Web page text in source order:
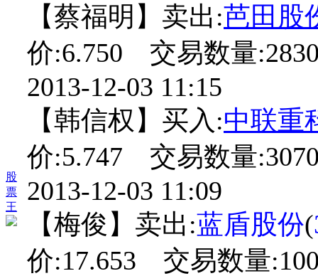
股
票
王
【蔡福明】卖出:芭田股
价:6.750 交易数量
2013-12-03 11:15
【韩信权】买入:中联重
价:5.747 交易数量
2013-12-03 11:09
【梅俊】卖出:蓝盾股份(
价:17.653 交易数量